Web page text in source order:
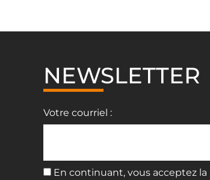
NEWSLETTER
Votre courriel :
En continuant, vous acceptez